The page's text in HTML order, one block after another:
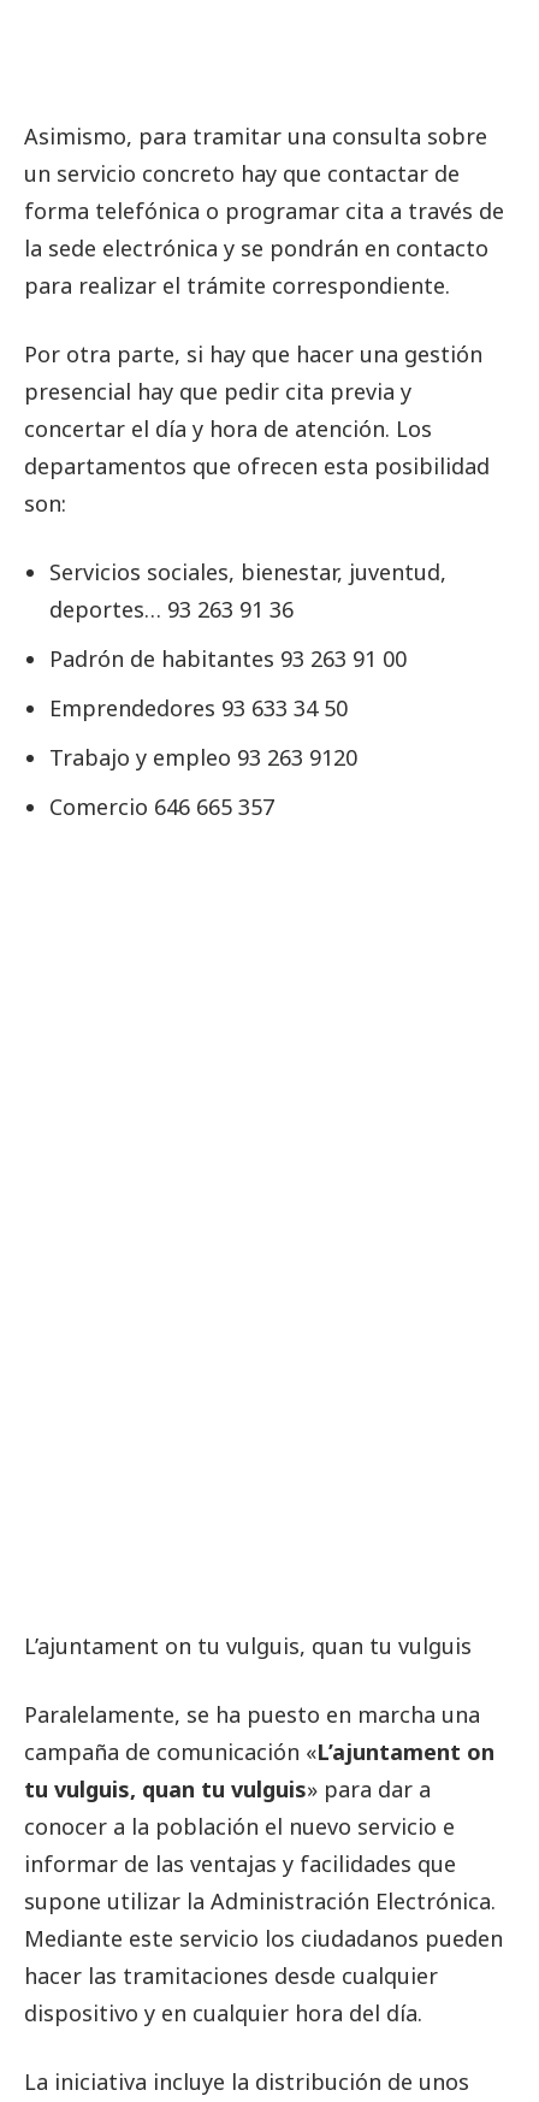
Asimismo, para tramitar una consulta sobre
un servicio concreto hay que contactar de
forma telefónica o programar cita a través de
la sede electrónica y se pondrán en contacto
para realizar el trámite correspondiente.
Por otra parte, si hay que hacer una gestión
presencial hay que pedir cita previa y
concertar el día y hora de atención. Los
departamentos que ofrecen esta posibilidad
son:
Servicios sociales, bienestar, juventud,
deportes… 93 263 91 36
Padrón de habitantes 93 263 91 00
Emprendedores 93 633 34 50
Trabajo y empleo 93 263 9120
Comercio 646 665 357
L’ajuntament on tu vulguis, quan tu vulguis
Paralelamente, se ha puesto en marcha una
campaña de comunicación «L’ajuntament on
tu vulguis, quan tu vulguis» para dar a
conocer a la población el nuevo servicio e
informar de las ventajas y facilidades que
supone utilizar la Administración Electrónica.
Mediante este servicio los ciudadanos pueden
hacer las tramitaciones desde cualquier
dispositivo y en cualquier hora del día.
La iniciativa incluye la distribución de unos